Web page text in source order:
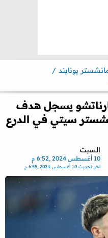
يونايتد
يسجل هدف
سيتي في الدرع
السبت
10 أغسطس 2024 ,6:52 م
اخر تحديث10 أغسطس 2024 ,6:55 م